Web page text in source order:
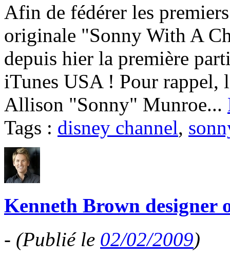
Afin de fédérer les
originale "Sonny With A
depuis hier la première
iTunes USA ! Pour rappel,
Allison "Sonny" Munroe...
Tags : disney channel,
Kenneth Brown designer
- (Publié le 02/02/2009)